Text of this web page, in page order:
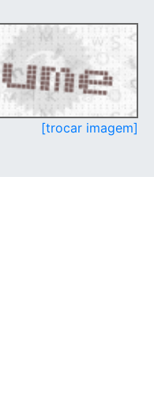
[trocar imagem]